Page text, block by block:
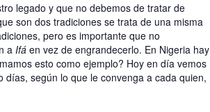
legado y que no debemos de tratar de
son dos tradiciones se trata de una misma
pero es importante que no
a Ifá en vez de engrandecerlo. En Nigeria hay
esto como ejemplo? Hoy en día vemos
días, según lo que le convenga a cada quien,